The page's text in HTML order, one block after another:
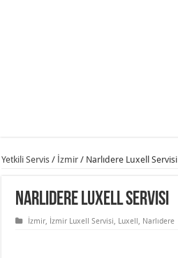
Yetkili Servis / İzmir / Narlıdere Luxell Servisi
Narlıdere Luxell Servisi
İzmir, İzmir Luxell Servisi, Luxell, Narlıdere